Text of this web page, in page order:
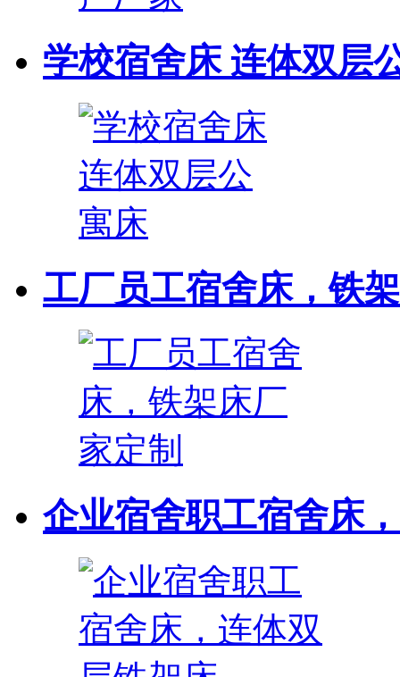
学校宿舍床 连体双层
工厂员工宿舍床，铁
企业宿舍职工宿舍床